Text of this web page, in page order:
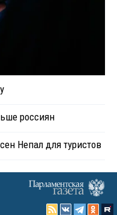
россиян
Непал для туристов